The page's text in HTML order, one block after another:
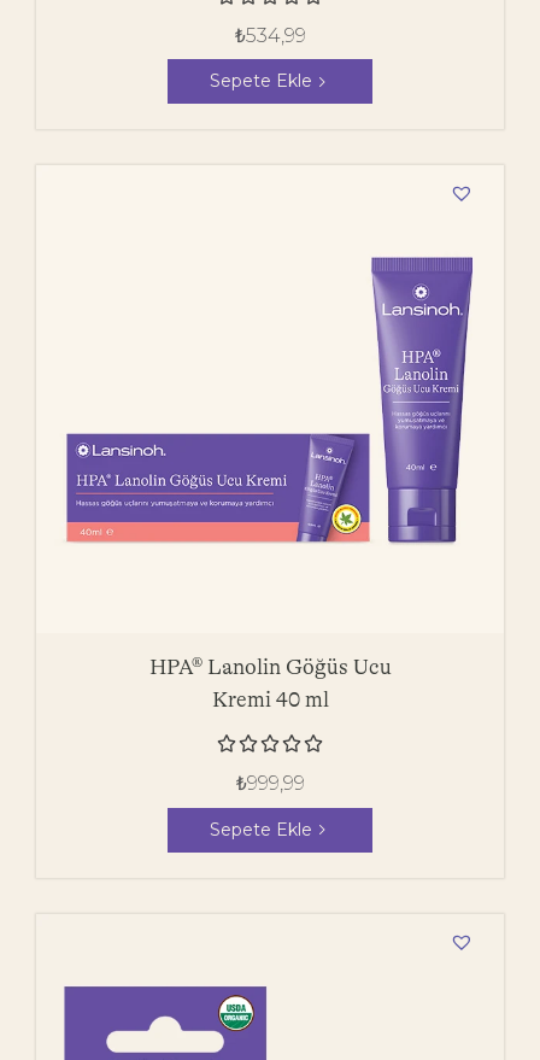
₺534,99
Sepete Ekle
HPA® Lanolin Göğüs Ucu
Kremi 40 ml

₺999,99
Sepete Ekle